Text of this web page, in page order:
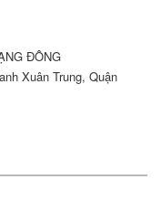
ĐÔNG
Xuân Trung, Quận